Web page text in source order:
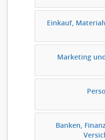
Einkauf,
Marketing
Banken,